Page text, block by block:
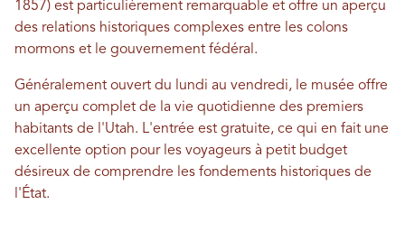
1857) est particulièrement remarquable et offre un aperçu
des relations historiques complexes entre les colons
mormons et le gouvernement fédéral.
Généralement ouvert du lundi au vendredi, le musée offre
un aperçu complet de la vie quotidienne des premiers
habitants de l'Utah. L'entrée est gratuite, ce qui en fait une
excellente option pour les voyageurs à petit budget
désireux de comprendre les fondements historiques de
l'État.